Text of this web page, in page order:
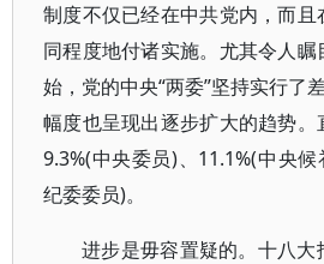
制度不仅已经在中共党内，而
同程度地付诸实施。尤其令人
始，党的中央“两委”坚持实行了
幅度也呈现出逐步扩大的趋势
9.3%(中央委员)、11.1%(中央
纪委委员)。
进步是毋容置疑的。十八大